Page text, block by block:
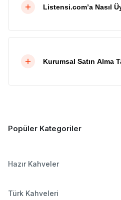
Listensi.com’a Nasıl
Kurumsal Satın Alma
Popüler Kategoriler
Hazır Kahveler
Türk Kahveleri